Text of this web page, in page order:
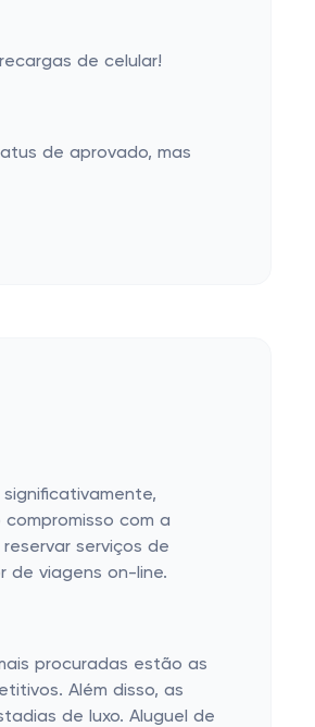
de celular!
de aprovado, mas
com a
serviços de
de viagens on-line.
procuradas estão as
Além disso, as
de luxo. Aluguel de